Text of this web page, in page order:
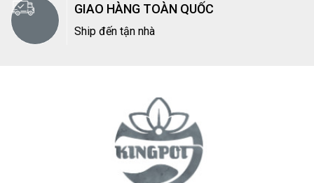
GIAO HÀNG TOÀN QUỐC
Ship đến tận nhà